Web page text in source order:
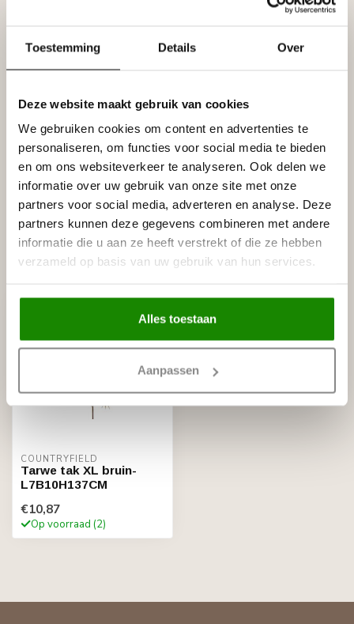
Toestemming Details Over
Deze website maakt gebruik van cookies
We gebruiken cookies om content en advertenties te
personaliseren, om functies voor social media te bieden
en om ons websiteverkeer te analyseren. Ook delen we
informatie over uw gebruik van onze site met onze
partners voor social media, adverteren en analyse. Deze
partners kunnen deze gegevens combineren met andere
informatie die u aan ze heeft verstrekt of die ze hebben
verzameld op basis van uw gebruik van hun services.
Alles toestaan
Aanpassen
Op voorraad
Countryfield Theelicht Altona M
messing-L19B19H15,5CM
Niet op voorraad
COUNTRYFIELD
Countryfield Fles Denley zwart-
L25B25H42CM €44,95
Recent bekeken
COUNTRYFIELD
Tarwe tak XL bruin-
L7B10H137CM
€10,87
Op voorraad (2)